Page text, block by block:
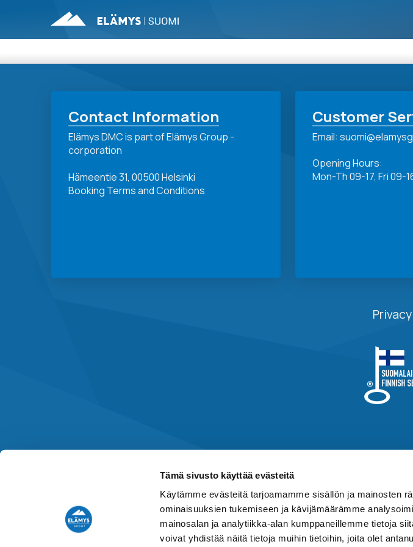
Tämä sivusto käyttää evästeitä
Käytämme evästeitä tarjoamamme sisällön ja mainosten
ominaisuuksien tukemiseen ja kävijämäärämme
mainosalan ja analytiikka-alan kumppaneillemme tietoja
voivat yhdistää näitä tietoja muihin tietoihin, joita olet
Contact Information
Elämys DMC is part of Elämys Group -
corporation
Hämeentie 31, 00500 Helsinki
Booking Terms and Conditions
Customer
Email:
Opening Hours:
Mon-Th 09-17, Fri 09-